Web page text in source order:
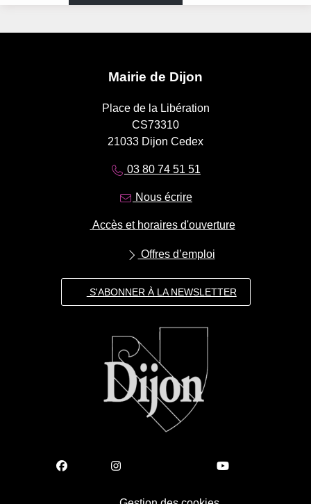
Mairie de Dijon
Place de la Libération
CS73310
21033 Dijon Cedex
03 80 74 51 51
Nous écrire
Accès et horaires d'ouverture
Offres d’emploi
S'ABONNER À LA NEWSLETTER